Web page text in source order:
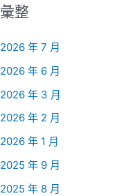
彙整
2026 年 7 月
2026 年 6 月
2026 年 3 月
2026 年 2 月
2026 年 1 月
2025 年 9 月
2025 年 8 月